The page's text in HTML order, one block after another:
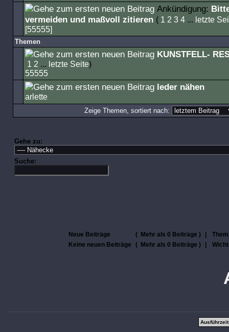
Ankündigung:
vermeiden und maßvoll zitieren ( 1 2 3 4... letzte
[55555]
Themen
KUNSTFELL-
1 2 ... letzte Seite)
55555
leder nähen
arlette
Zeige Themen, sortiert nach:
Gehe zu:
Suche:
Neue Beiträge ( Mehr als 0 Beiträge )
Keine neuen Beiträge
( Mehr als 0 Beiträge )